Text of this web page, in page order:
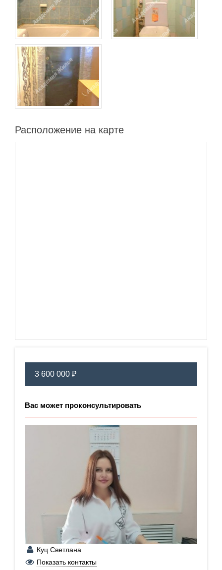
Расположение на карте
3 600 000 ₽
Вас может проконсультировать
Куц Светлана
+7 (909) 604-98-95
Показать контакты